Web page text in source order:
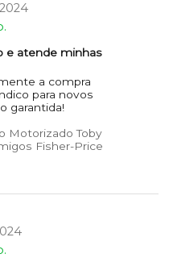
e atende minhas
a compra
para novos
garantida!
Motorizado Toby
Fisher-Price